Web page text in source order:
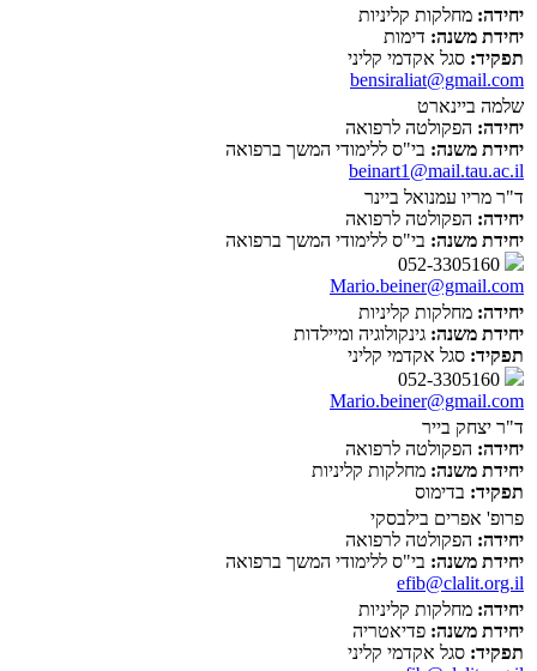
יחידה: מחלקות קליניות
יחידת משנה: דימות
תפקיד: סגל אקדמי קליני
bensiraliat@gmail.com
שלמה ביינארט
יחידה: הפקולטה לרפואה
יחידת משנה: בי"ס ללימודי המשך ברפואה
beinart1@mail.tau.ac.il
ד"ר מריו עמנואל ביינר
יחידה: הפקולטה לרפואה
יחידת משנה: בי"ס ללימודי המשך ברפואה
Mario.beiner@gmail.com
יחידה: מחלקות קליניות
יחידת משנה: גינקולוגיה ומיילדות
תפקיד: סגל אקדמי קליני
Mario.beiner@gmail.com
ד"ר יצחק בייר
יחידה: הפקולטה לרפואה
יחידת משנה: מחלקות קליניות
תפקיד: בדימוס
פרופ' אפרים בילבסקי
יחידה: הפקולטה לרפואה
יחידת משנה: בי"ס ללימודי המשך ברפואה
efib@clalit.org.il
יחידה: מחלקות קליניות
יחידת משנה: פדיאטריה
תפקיד: סגל אקדמי קליני